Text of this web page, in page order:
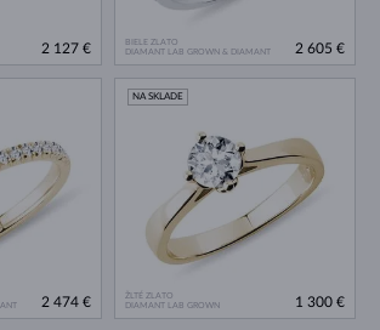
2 127 €
BIELE ZLATO
DIAMANT LAB GROWN & DIAMANT
2 605 €
2 474 €
ŽLTÉ ZLATO
DIAMANT LAB GROWN
NA SKLADE
1 300 €